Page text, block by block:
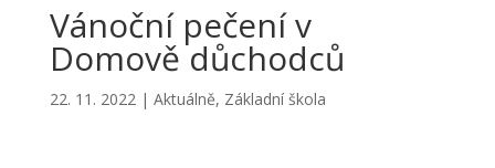
Vánoční pečení v
Domově důchodců
22. 11. 2022 | Aktuálně, Základní škola